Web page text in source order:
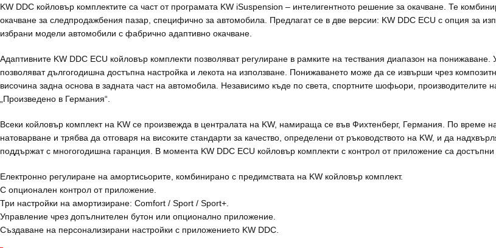
KW DDC койловър комплектите са част от програмата KW iSuspension – интелигентното решение за окачване. Те
окачване за следпродажбения пазар, специфично за автомобила. Предлагат се в две версии: KW DDC ECU с опция за
избрани модели автомобили с фабрично адаптивно окачване.
Адаптивните KW DDC ECU койловър комплекти позволяват регулиране в рамките на тествания диапазон на
позволяват дългогодишна достъпна настройка и лекота на използване. Понижаването може да се извърши чрез
височина задна основа в задната част на автомобила. Независимо къде по света, спортните шофьори, производителите
„Произведено в Германия“.
Всеки койловър комплект на KW се произвежда в централата на KW, намираща се във Фихтенберг, Германия. По време
натоварване и трябва да отговаря на високите стандарти за качество, определени от ръководството на KW, и да
поддържат с многогодишна гаранция. В момента KW DDC ECU койловър комплекти с контрол от приложение са
Електронно регулиране на амортисьорите, комбинирано с предимствата на KW койловър комплект.
С опционален контрол от приложение.
Три настройки на амортизиране: Comfort / Sport / Sport+.
Управление чрез допълнителен бутон или опционално приложение.
Създаване на персонализирани настройки с приложението KW DDC.